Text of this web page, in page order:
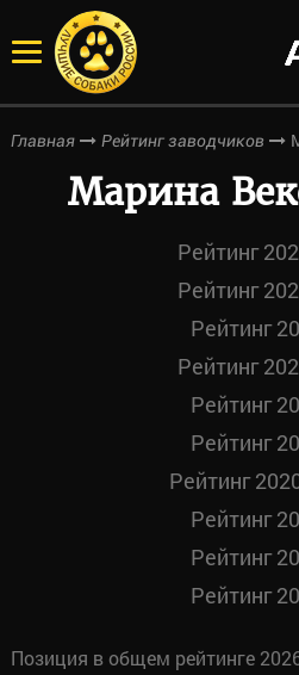
Главная Рейтинг заводчиков
Марина
Рейтинг
Рейтинг
Рейтинг
Рейтинг
Рейтинг
Рейтинг
Рейтинг
Рейтинг
Рейтинг
Рейтинг
Позиция в общем рейтинге